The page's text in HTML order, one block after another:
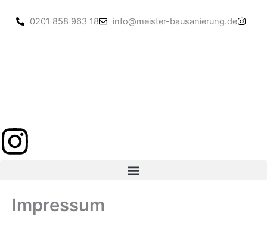
Inhalt
0201 858 963 18 info@meister-bausanierung.de
Impressum